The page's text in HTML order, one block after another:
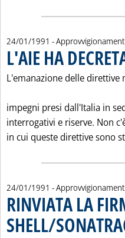
24/01/1991 -
L'AIE HA
L'emanazione delle
impegni presi dall'Italia in
interrogativi e riserve. Non
in cui queste direttive sono
24/01/1991 -
RINVIATA LA
SHELL/